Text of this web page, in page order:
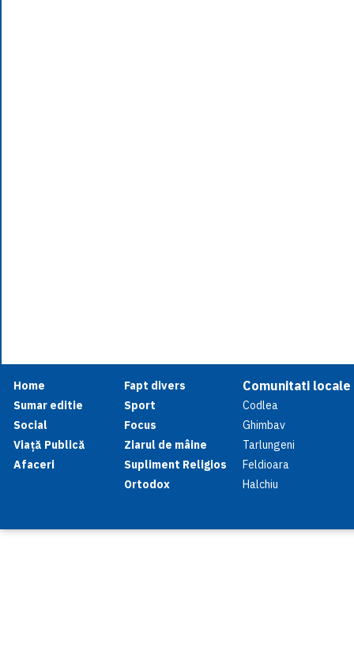
Home
Sumar editie
Social
Viață Publică
Afaceri
Fapt divers
Sport
Focus
Ziarul de mâine
Supliment Religios
Ortodox
Comunitati locale
Codlea
Ghimbav
Tarlungeni
Feldioara
Halchiu